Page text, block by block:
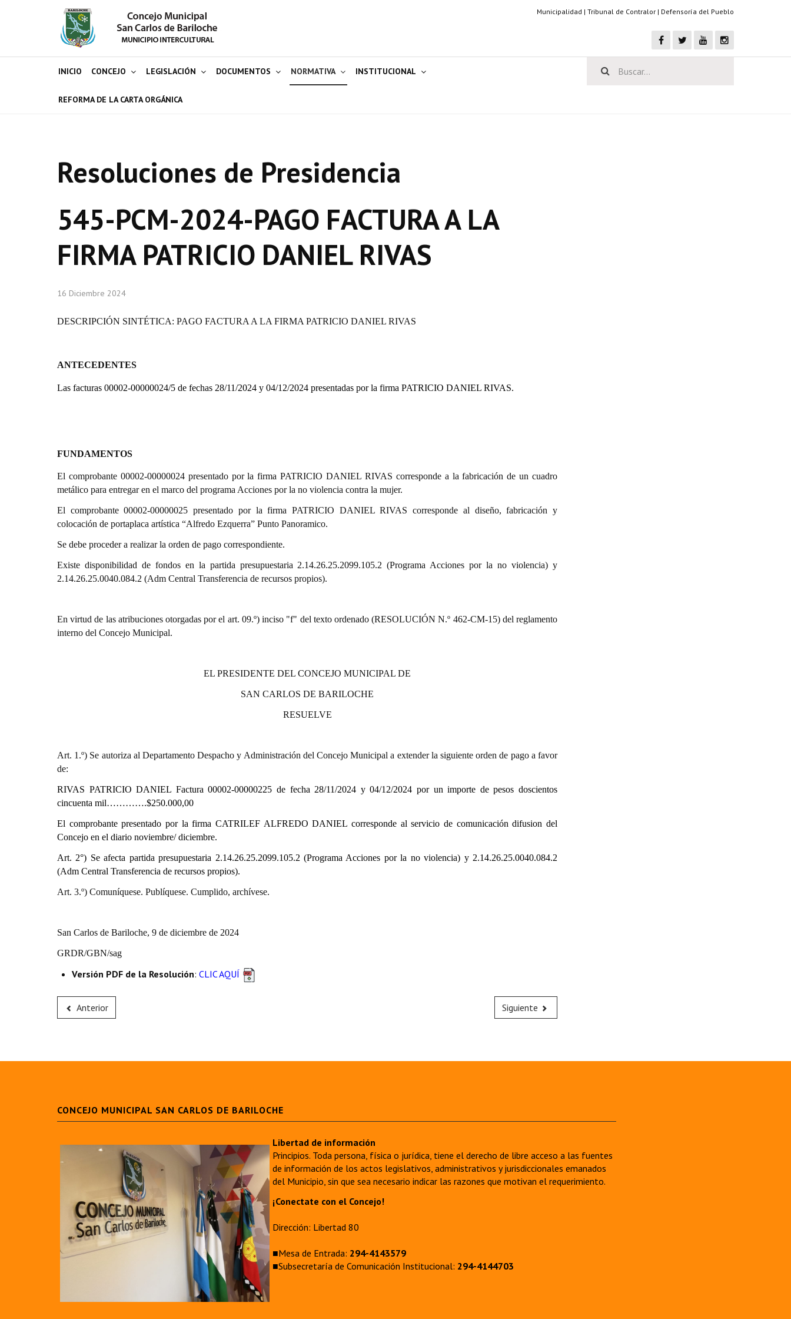
Municipalidad | Tribunal de Contralor | Defensoría del Pueblo
INICIO CONCEJO LEGISLACIÓN DOCUMENTOS NORMATIVA INSTITUCIONAL
REFORMA DE LA CARTA ORGÁNICA
Resoluciones de Presidencia
545-PCM-2024-PAGO FACTURA A LA
FIRMA PATRICIO DANIEL RIVAS
16 Diciembre 2024
DESCRIPCIÓN SINTÉTICA: PAGO FACTURA A LA FIRMA PATRICIO DANIEL RIVAS
ANTECEDENTES
Las facturas 00002-00000024/5 de fechas 28/11/2024 y 04/12/2024 presentadas por la firma PATRICIO DANIEL RIVAS.
FUNDAMENTOS
El comprobante 00002-00000024 presentado por la firma PATRICIO DANIEL RIVAS corresponde a la fabricación de un cuadro
metálico para entregar en el marco del programa Acciones por la no violencia contra la mujer.
El comprobante 00002-00000025 presentado por la firma PATRICIO DANIEL RIVAS corresponde al diseño, fabricación y
colocación de portaplaca artística “Alfredo Ezquerra” Punto Panoramico.
Se debe proceder a realizar la orden de pago correspondiente.
Existe disponibilidad de fondos en la partida presupuestaria 2.14.26.25.2099.105.2 (Programa Acciones por la no violencia) y
2.14.26.25.0040.084.2 (Adm Central Transferencia de recursos propios).
En virtud de las atribuciones otorgadas por el art. 09.º) inciso "f" del texto ordenado (RESOLUCIÓN N.º 462-CM-15) del reglamento
interno del Concejo Municipal.
EL PRESIDENTE DEL CONCEJO MUNICIPAL DE
SAN CARLOS DE BARILOCHE
RESUELVE
Art. 1.º) Se autoriza al Departamento Despacho y Administración del Concejo Municipal a extender la siguiente orden de pago a favor
de:
RIVAS PATRICIO DANIEL Factura 00002-00000225 de fecha 28/11/2024 y 04/12/2024 por un importe de pesos doscientos
cincuenta mil………….$250.000,00
El comprobante presentado por la firma CATRILEF ALFREDO DANIEL corresponde al servicio de comunicación difusion del
Concejo en el diario noviembre/ diciembre.
Art. 2°) Se afecta partida presupuestaria 2.14.26.25.2099.105.2 (Programa Acciones por la no violencia) y 2.14.26.25.0040.084.2
(Adm Central Transferencia de recursos propios).
Art. 3.º) Comuníquese. Publíquese. Cumplido, archívese.
San Carlos de Bariloche, 9 de diciembre de 2024
GRDR/GBN/sag
Versión PDF de la Resolución: CLIC AQUÍ
Anterior Siguiente
CONCEJO MUNICIPAL SAN CARLOS DE BARILOCHE
Libertad de información
Principios. Toda persona, física o jurídica, tiene el derecho de libre acceso a las fuentes
de información de los actos legislativos, administrativos y jurisdiccionales emanados
del Municipio, sin que sea necesario indicar las razones que motivan el requerimiento.
¡Conectate con el Concejo!
Dirección: Libertad 80
■Mesa de Entrada: 294-4143579
■Subsecretaría de Comunicación Institucional: 294-4144703